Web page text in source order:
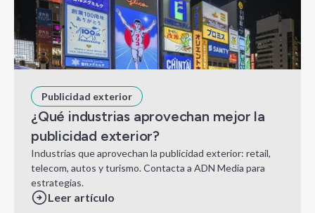
Publicidad exterior
¿Qué industrias aprovechan mejor la
publicidad exterior?
Industrias que aprovechan la publicidad exterior: retail,
telecom, autos y turismo. Contacta a ADN Media para
estrategias.
Leer artículo